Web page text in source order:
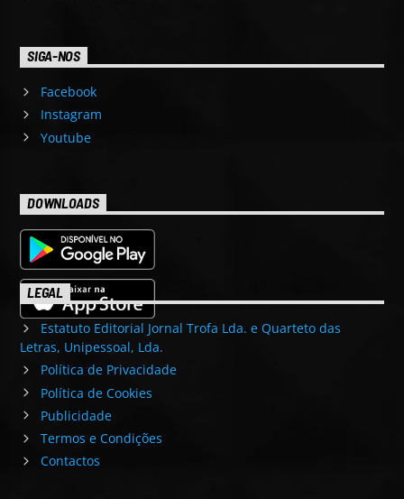
SIGA-NOS
Facebook
Instagram
Youtube
DOWNLOADS
LEGAL
Estatuto Editorial Jornal Trofa Lda. e Quarteto das
Letras, Unipessoal, Lda.
Política de Privacidade
Política de Cookies
Publicidade
Termos e Condições
Contactos